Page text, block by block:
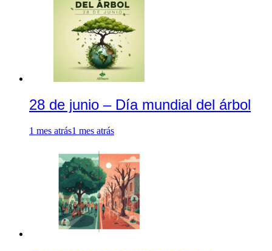
28 de junio – Día mundial del árbol
1 mes atrás1 mes atrás